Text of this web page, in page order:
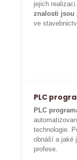
jejich
znalosti jsou
ve
PLC
PLC
technologie.
obnáší a jaké
profese.